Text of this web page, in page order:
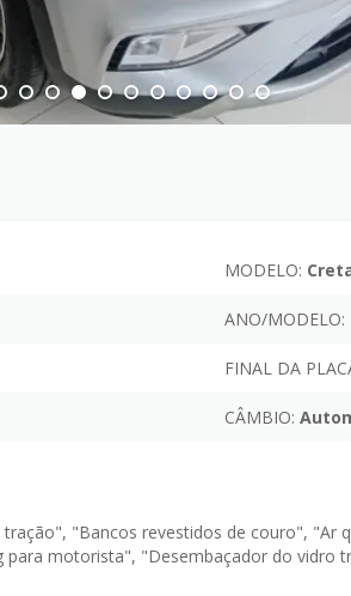
MODELO:
ANO/MODELO:
FINAL DA
CÂMBIO:
"Bancos revestidos de couro", "Ar
motorista", "Desembaçador do vidro